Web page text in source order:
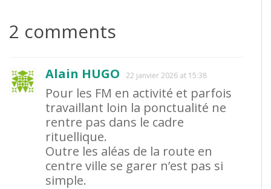
2 comments
Alain HUGO 22 janvier 2026 at 15:38
Pour les FM en activité et parfois
travaillant loin la ponctualité ne
rentre pas dans le cadre
rituellique.
Outre les aléas de la route en
centre ville se garer n’est pas si
simple.